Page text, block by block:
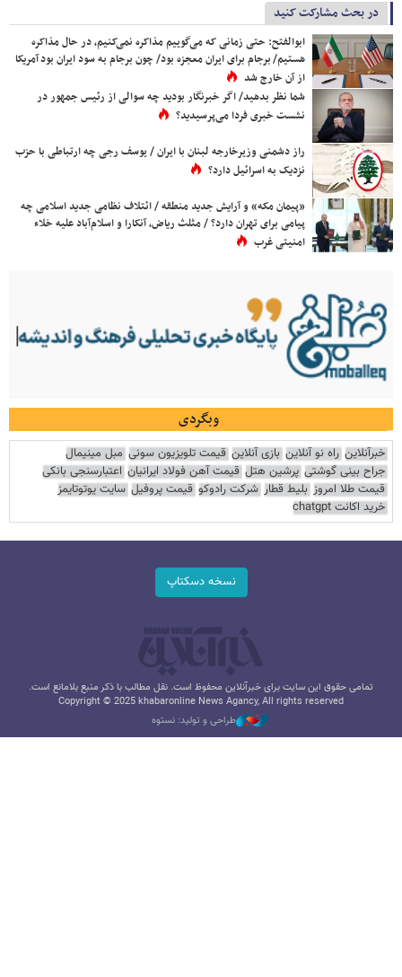
در بحث مشارکت کنید
ابوالفتح: حتی زمانی که می‌گوییم مذاکره نمی‌کنیم، در حال مذاکره
هستیم/ برجام برای ایران معجزه بود/ چون برجام به سود ایران بود آمریکا
از آن خارج شد
شما نظر بدهید/ اگر خبرنگار بودید چه سوالی از رئیس جمهور در
نشست خبری فردا می‌پرسیدید؟
راز دشمنی وزیرخارجه لبنان با ایران / یوسف رجی چه ارتباطی با حزب
نزدیک به اسرائیل دارد؟
«پیمان مکه» و آرایش جدید منطقه / ائتلاف نظامی جدید اسلامی چه
پیامی برای تهران دارد؟ / مثلث ریاض، آنکارا و اسلام‌آباد علیه خلاء
امنیتی غرب
وبگردی
خبرآنلاین راه نو آنلاین بازی آنلاین قیمت تلویزیون سونی مبل مینیمال
جراح بینی گوشتی پرشین هتل قیمت آهن فولاد ایرانیان اعتبارسنجی بانکی
قیمت طلا امروز بلیط قطار شرکت رادوکو قیمت پروفیل سایت یوتوتایمز
خرید اکانت chatgpt
نسخه دسکتاپ
تمامی حقوق این سایت برای خبرآنلاین محفوظ است. نقل مطالب با ذکر منبع بلامانع است.
Copyright © 2025 khabaronline News Agancy, All rights reserved
طراحی و تولید: نستوه